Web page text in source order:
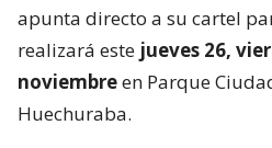
apunta directo a su cartel
realizará este jueves 26,
noviembreen Parque
Huechuraba.